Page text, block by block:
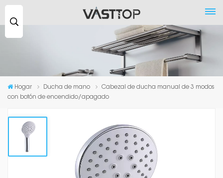
Hogar Ducha de mano
Cabezal de ducha manual de 3 modos
con botón de encendido/apagado
Cabezal De Ducha Manual De 3